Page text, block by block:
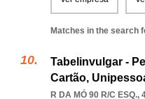
Matches in the search
Tabelinvulgar -
Cartão,
R DA MÓ 90 R/C ESQ.,